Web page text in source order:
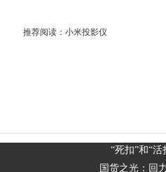
推荐阅读： 小米投影仪
“死扣”和“活
国货之光：回